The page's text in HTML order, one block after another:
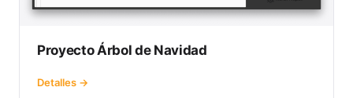
Proyecto Árbol de Navidad
Detalles →